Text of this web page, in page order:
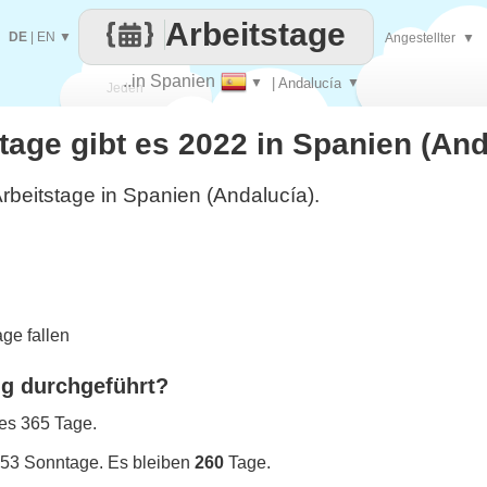
Jeden
Tag
..in Spanien ▼ | Andalucía ▼
Arbeitstage
DE EN ▼ Angestellter ▼
gibt es 2022 in Spanien
in Spanien (Andalucía).
fallen
durchgeführt?
365 Tage.
Sonntage. Es bleiben 260 Tage.